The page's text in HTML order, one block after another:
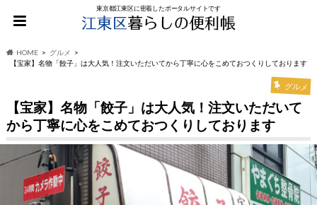
東京都江東区に密着したポータルサイトです
HOME
グルメ
【宝家】名物「餃子」は大人気！注文いただいてから丁寧に心をこめておつくりしております
グルメ
【宝家】名物「餃子」は大人気！注文いただいて
から丁寧に心をこめておつくりしております